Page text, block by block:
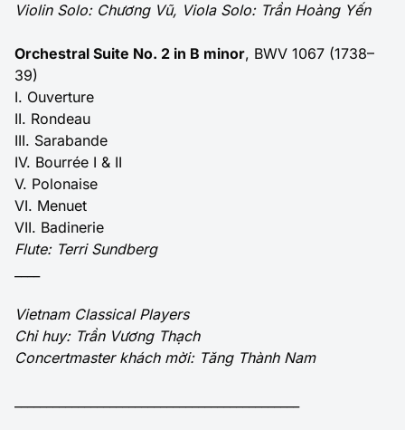
Violin Solo: Chương Vũ, Viola Solo: Trần Hoàng Yến
Orchestral Suite No. 2 in B minor, BWV 1067 (1738–
39)
I. Ouverture
II. Rondeau
III. Sarabande
IV. Bourrée I & II
V. Polonaise
VI. Menuet
VII. Badinerie
Flute: Terri Sundberg
Vietnam Classical Players
Chỉ huy: Trần Vương Thạch
Concertmaster khách mời: Tăng Thành Nam